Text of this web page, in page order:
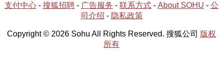
支付中心 - 搜狐招聘 - 广告服务 - 联系方式 - About SOHU - 公
司介绍 - 隐私政策
Copyright © 2026 Sohu All Rights Reserved. 搜狐公司 版权
所有